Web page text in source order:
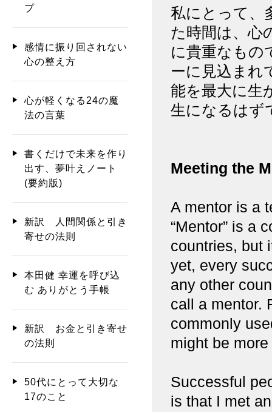
私にとって、
た時間は、心
に貴重なもの
ーに見込まれ
能を最大に生
生になるはず
Meeting the
A mentor is a
“Mentor” is a
countries, but
yet, every
any other
call a mentor.
commonly
might be
Successful
is that I met
プ
感情に振り回されない
心の整え方
心が軽くなる24の魔
法の言葉
書くだけで未来を作り
出す、夢叶えノート
(要約版)
新訳 人間関係と引き
寄せの法則
本田健 幸運を呼び込
む ありがとう手帳
新訳 お金と引き寄せ
の法則
50代にとって大切な
17のこと